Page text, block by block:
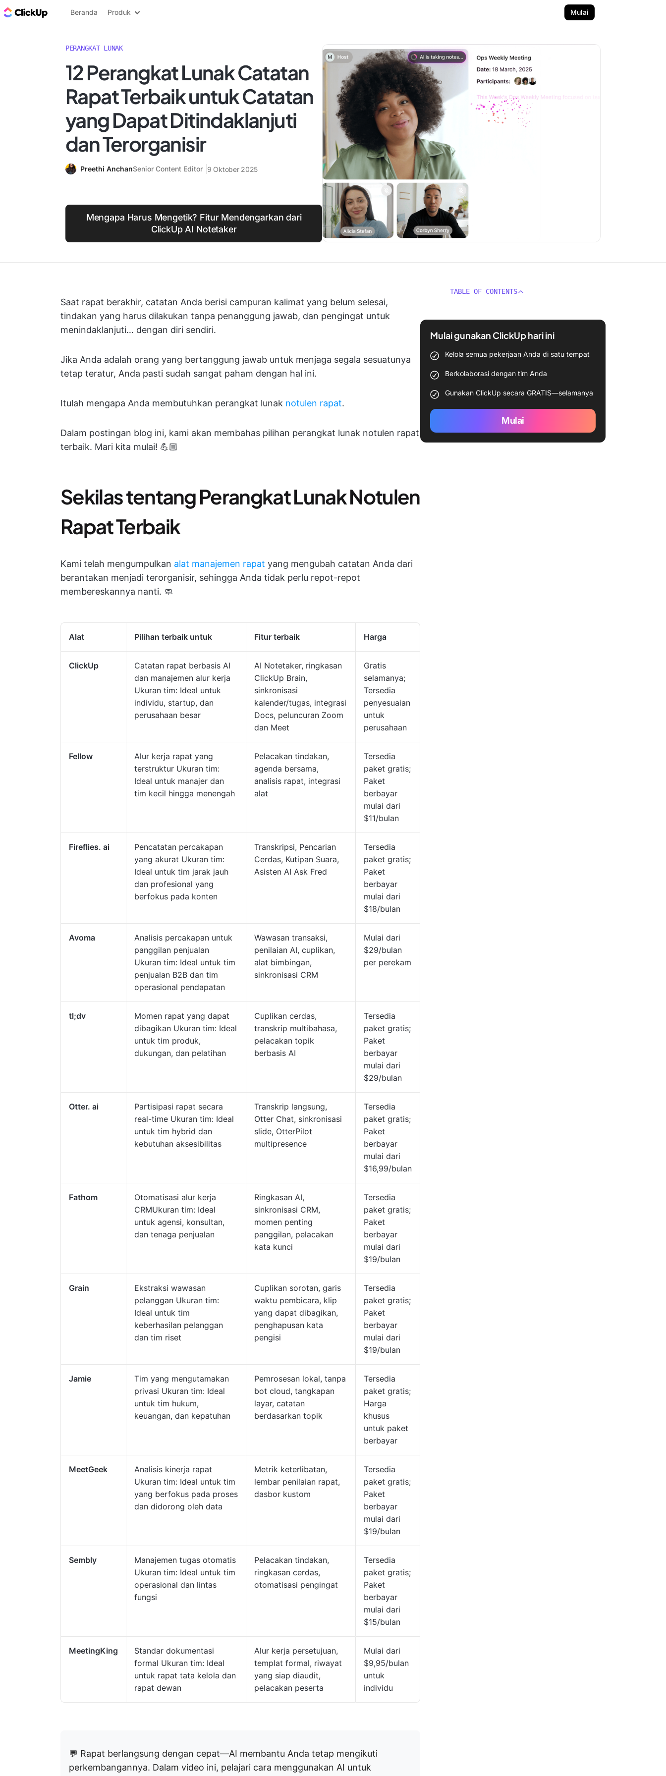
Blog ClickUp
Beranda Produk Mulai
PERANGKAT LUNAK
12 Perangkat Lunak Catatan
Rapat Terbaik untuk Catatan
yang Dapat Ditindaklanjuti
dan Terorganisir
Preethi AnchanSenior Content Editor 9 Oktober 2025
Mengapa Harus Mengetik? Fitur Mendengarkan dari
ClickUp AI Notetaker
Saat rapat berakhir, catatan Anda berisi campuran kalimat yang belum selesai,
tindakan yang harus dilakukan tanpa penanggung jawab, dan pengingat untuk
menindaklanjuti… dengan diri sendiri.
Jika Anda adalah orang yang bertanggung jawab untuk menjaga segala sesuatunya
tetap teratur, Anda pasti sudah sangat paham dengan hal ini.
Itulah mengapa Anda membutuhkan perangkat lunak notulen rapat.
Dalam postingan blog ini, kami akan membahas pilihan perangkat lunak notulen rapat
terbaik. Mari kita mulai! 💪🏼
Sekilas tentang Perangkat Lunak Notulen
Rapat Terbaik
Kami telah mengumpulkan alat manajemen rapat yang mengubah catatan Anda dari
berantakan menjadi terorganisir, sehingga Anda tidak perlu repot-repot
membereskannya nanti. 🧼
Alat Pilihan terbaik untuk Fitur terbaik Harga
ClickUp
Catatan rapat berbasis AI
dan manajemen alur kerja
Ukuran tim: Ideal untuk
individu, startup, dan
perusahaan besar
AI Notetaker, ringkasan
ClickUp Brain,
sinkronisasi
kalender/tugas, integrasi
Docs, peluncuran Zoom
dan Meet
Gratis
selamanya;
Tersedia
penyesuaian
untuk
perusahaan
Fellow
Alur kerja rapat yang
terstruktur Ukuran tim:
Ideal untuk manajer dan
tim kecil hingga menengah
Pelacakan tindakan,
agenda bersama,
analisis rapat, integrasi
alat
Tersedia
paket gratis;
Paket
berbayar
mulai dari
$11/bulan
Fireflies. ai
Pencatatan percakapan
yang akurat Ukuran tim:
Ideal untuk tim jarak jauh
dan profesional yang
berfokus pada konten
Transkripsi, Pencarian
Cerdas, Kutipan Suara,
Asisten AI Ask Fred
Tersedia
paket gratis;
Paket
berbayar
mulai dari
$18/bulan
Avoma
Analisis percakapan untuk
panggilan penjualan
Ukuran tim: Ideal untuk tim
penjualan B2B dan tim
operasional pendapatan
Wawasan transaksi,
penilaian AI, cuplikan,
alat bimbingan,
sinkronisasi CRM
Mulai dari
$29/bulan
per perekam
tl;dv
Momen rapat yang dapat
dibagikan Ukuran tim: Ideal
untuk tim produk,
dukungan, dan pelatihan
Cuplikan cerdas,
transkrip multibahasa,
pelacakan topik
berbasis AI
Tersedia
paket gratis;
Paket
berbayar
mulai dari
$29/bulan
Otter. ai
Partisipasi rapat secara
real-time Ukuran tim: Ideal
untuk tim hybrid dan
kebutuhan aksesibilitas
Transkrip langsung,
Otter Chat, sinkronisasi
slide, OtterPilot
multipresence
Tersedia
paket gratis;
Paket
berbayar
mulai dari
$16,99/bulan
Fathom
Otomatisasi alur kerja
CRMUkuran tim: Ideal
untuk agensi, konsultan,
dan tenaga penjualan
Ringkasan AI,
sinkronisasi CRM,
momen penting
panggilan, pelacakan
kata kunci
Tersedia
paket gratis;
Paket
berbayar
mulai dari
$19/bulan
Grain
Ekstraksi wawasan
pelanggan Ukuran tim:
Ideal untuk tim
keberhasilan pelanggan
dan tim riset
Cuplikan sorotan, garis
waktu pembicara, klip
yang dapat dibagikan,
penghapusan kata
pengisi
Tersedia
paket gratis;
Paket
berbayar
mulai dari
$19/bulan
Jamie
Tim yang mengutamakan
privasi Ukuran tim: Ideal
untuk tim hukum,
keuangan, dan kepatuhan
Pemrosesan lokal, tanpa
bot cloud, tangkapan
layar, catatan
berdasarkan topik
Tersedia
paket gratis;
Harga
khusus
untuk paket
berbayar
MeetGeek
Analisis kinerja rapat
Ukuran tim: Ideal untuk tim
yang berfokus pada proses
dan didorong oleh data
Metrik keterlibatan,
lembar penilaian rapat,
dasbor kustom
Tersedia
paket gratis;
Paket
berbayar
mulai dari
$19/bulan
Sembly
Manajemen tugas otomatis
Ukuran tim: Ideal untuk tim
operasional dan lintas
fungsi
Pelacakan tindakan,
ringkasan cerdas,
otomatisasi pengingat
Tersedia
paket gratis;
Paket
berbayar
mulai dari
$15/bulan
MeetingKing
Standar dokumentasi
formal Ukuran tim: Ideal
untuk rapat tata kelola dan
rapat dewan
Alur kerja persetujuan,
templat formal, riwayat
yang siap diaudit,
pelacakan peserta
Mulai dari
$9,95/bulan
untuk
individu
💬 Rapat berlangsung dengan cepat—AI membantu Anda tetap mengikuti
perkembangannya. Dalam video ini, pelajari cara menggunakan AI untuk
TABLE OF CONTENTS
Mulai gunakan ClickUp hari ini
Kelola semua pekerjaan Anda di satu tempat
Berkolaborasi dengan tim Anda
Gunakan ClickUp secara GRATIS—selamanya
Mulai